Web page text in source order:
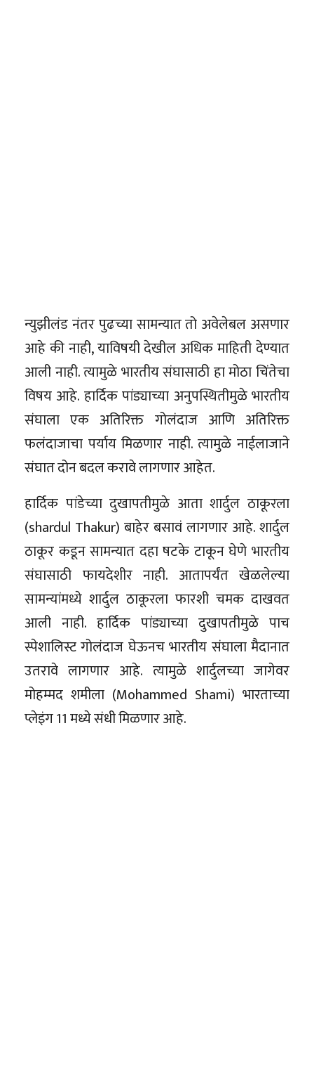
न्युझीलंड नंतर पुढच्या सामन्यात तो अवेलेबल असणार
आहे की नाही, याविषयी देखील अधिक माहिती देण्यात
आली नाही. त्यामुळे भारतीय संघासाठी हा मोठा चिंतेचा
विषय आहे. हार्दिक पांड्याच्या अनुपस्थितीमुळे भारतीय
संघाला एक अतिरिक्त गोलंदाज आणि अतिरिक्त
फलंदाजाचा पर्याय मिळणार नाही. त्यामुळे नाईलाजाने
संघात दोन बदल करावे लागणार आहेत.
हार्दिक पांडेच्या दुखापतीमुळे आता शार्दुल ठाकूरला
(shardul Thakur) बाहेर बसावं लागणार आहे. शार्दुल
ठाकूर कडून सामन्यात दहा षटके टाकून घेणे भारतीय
संघासाठी फायदेशीर नाही. आतापर्यंत खेळलेल्या
सामन्यांमध्ये शार्दुल ठाकूरला फारशी चमक दाखवत
आली नाही. हार्दिक पांड्याच्या दुखापतीमुळे पाच
स्पेशालिस्ट गोलंदाज घेऊनच भारतीय संघाला मैदानात
उतरावे लागणार आहे. त्यामुळे शार्दुलच्या जागेवर
मोहम्मद शमीला (Mohammed Shami) भारताच्या
प्लेइंग 11 मध्ये संधी मिळणार आहे.